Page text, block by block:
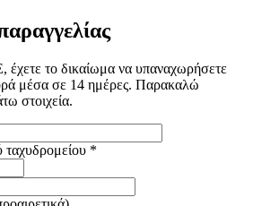
έχετε το δικαίωμα να υπαναχωρήσετε
μέσα σε 14 ημέρες. Παρακαλώ
στοιχεία.
ταχυδρομείου *